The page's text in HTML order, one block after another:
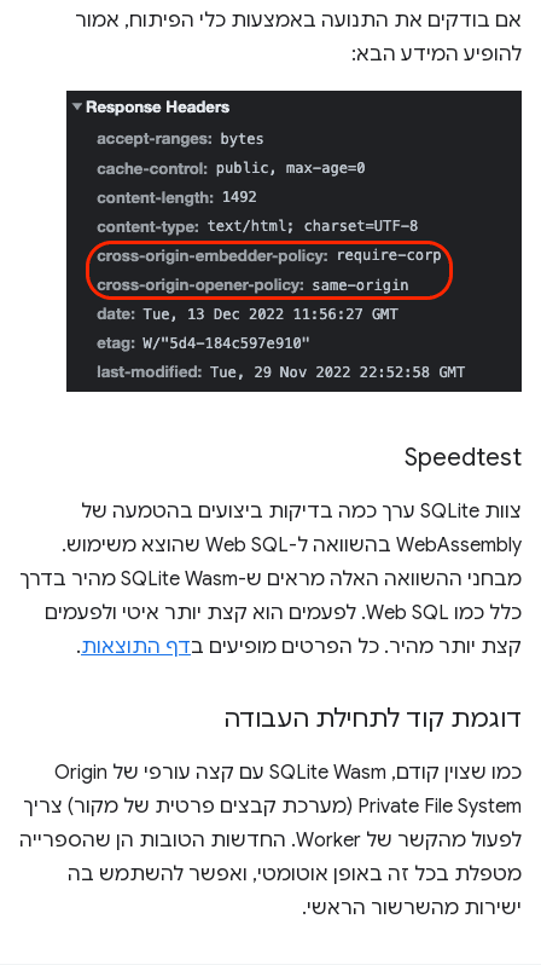
אם בודקים את התנועה באמצעות כלי הפיתוח, אמור
להופיע המידע הבא:
Speedtest
צוות SQLite ערך כמה בדיקות ביצועים בהטמעה של
WebAssembly בהשוואה ל-Web SQL שהוצא משימוש.
מבחני ההשוואה האלה מראים ש-SQLite Wasm מהיר בדרך
כלל כמו Web SQL. לפעמים הוא קצת יותר איטי ולפעמים
קצת יותר מהיר. כל הפרטים מופיעים בדף התוצאות.
דוגמת קוד לתחילת העבודה
כמו שצוין קודם, SQLite Wasm עם קצה עורפי של Origin
Private File System (מערכת קבצים פרטית של מקור) צריך
לפעול מהקשר של Worker. החדשות הטובות הן שהספרייה
מטפלת בכל זה באופן אוטומטי, ואפשר להשתמש בה
ישירות מהשרשור הראשי.